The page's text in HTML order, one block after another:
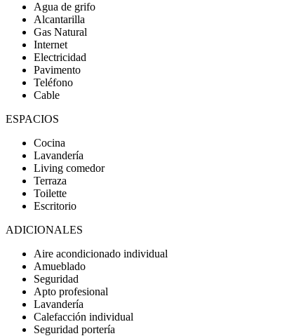
Agua de grifo
Alcantarilla
Gas Natural
Internet
Electricidad
Pavimento
Teléfono
Cable
ESPACIOS
Cocina
Lavandería
Living comedor
Terraza
Toilette
Escritorio
ADICIONALES
Aire acondicionado individual
Amueblado
Seguridad
Apto profesional
Lavandería
Calefacción individual
Seguridad portería